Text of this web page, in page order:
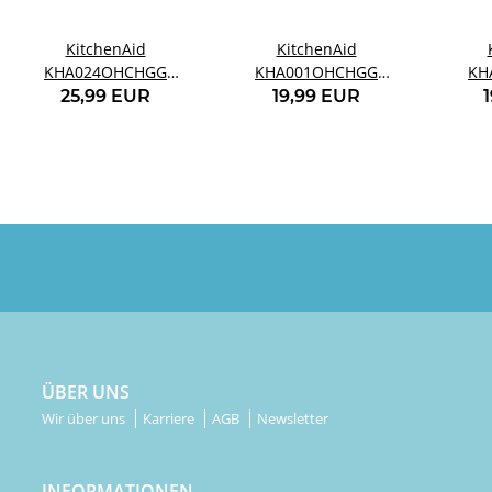
KitchenAid
KHA024OHCHGG
Pfannenwender
25,99 EUR
KitchenAid
KHA001OHCHGG
Robuster
19,99 EUR
ÜBER UNS
Wir über uns Karriere AGB Newsletter